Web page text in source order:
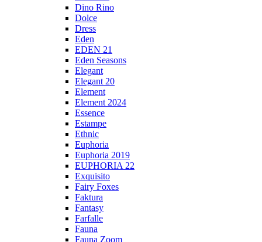
Dino Rino
Dolce
Dress
Eden
EDEN 21
Eden Seasons
Elegant
Elegant 20
Element
Element 2024
Essence
Estampe
Ethnic
Euphoria
Euphoria 2019
EUPHORIA 22
Exquisito
Fairy Foxes
Faktura
Fantasy
Farfalle
Fauna
Fauna Zoom